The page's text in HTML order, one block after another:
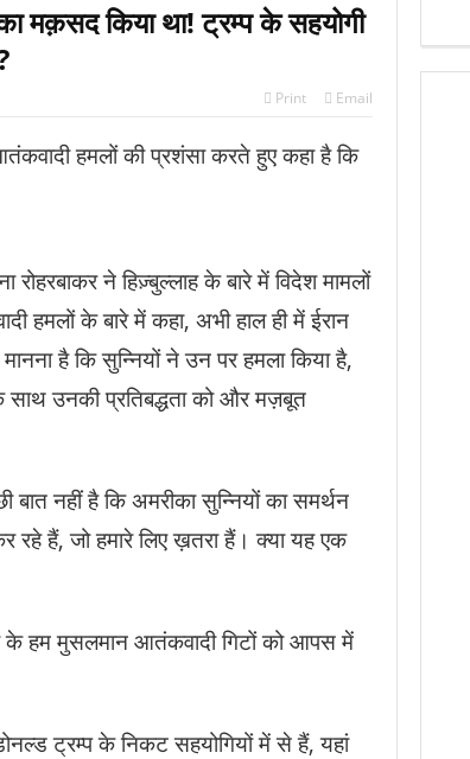
मक़सद किया था! ट्रम्प के सहयोगी
Print Email
हमलों की प्रशंसा करते हुए कहा है कि
रोहरबाकर ने हिज़्बुल्लाह के बारे में विदेश मामलों
हमलों के बारे में कहा, अभी हाल ही में ईरान
है कि सुन्नियों ने उन पर हमला किया है,
उनकी प्रतिबद्धता को और मज़बूत
नहीं है कि अमरीका सुन्नियों का समर्थन
रहे हैं, जो हमारे लिए ख़तरा हैं। क्या यह एक
के हम मुसलमान आतंकवादी गिटों को आपस में
ट्रम्प के निकट सहयोगियों में से हैं, यहां